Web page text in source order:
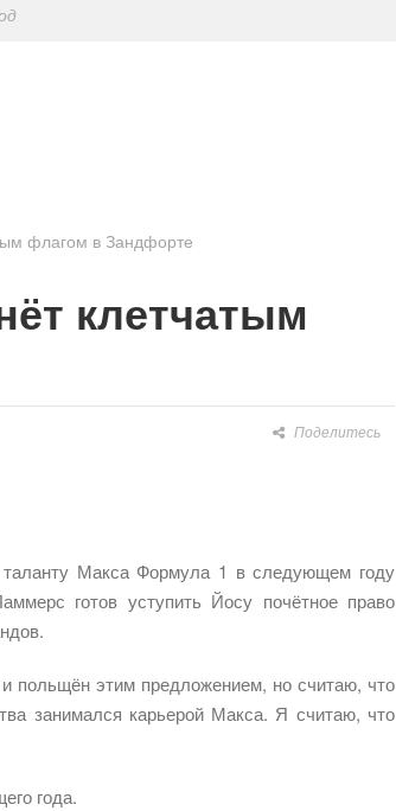
флагом в Зандфорте
клетчатым
Поделитесь
таланту Макса Формула 1 в следующем году
готов уступить Йосу почётное право
этим предложением, но считаю, что
занимался карьерой Макса. Я считаю, что
года.